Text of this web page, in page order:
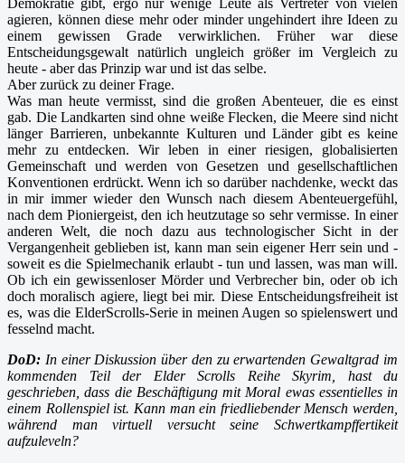
Demokratie gibt, ergo nur wenige Leute als Vertreter von vielen
agieren, können diese mehr oder minder ungehindert ihre Ideen zu
einem gewissen Grade verwirklichen. Früher war diese
Entscheidungsgewalt natürlich ungleich größer im Vergleich zu
heute - aber das Prinzip war und ist das selbe.
Aber zurück zu deiner Frage.
Was man heute vermisst, sind die großen Abenteuer, die es einst
gab. Die Landkarten sind ohne weiße Flecken, die Meere sind nicht
länger Barrieren, unbekannte Kulturen und Länder gibt es keine
mehr zu entdecken. Wir leben in einer riesigen, globalisierten
Gemeinschaft und werden von Gesetzen und gesellschaftlichen
Konventionen erdrückt. Wenn ich so darüber nachdenke, weckt das
in mir immer wieder den Wunsch nach diesem Abenteuergefühl,
nach dem Pioniergeist, den ich heutzutage so sehr vermisse. In einer
anderen Welt, die noch dazu aus technologischer Sicht in der
Vergangenheit geblieben ist, kann man sein eigener Herr sein und -
soweit es die Spielmechanik erlaubt - tun und lassen, was man will.
Ob ich ein gewissenloser Mörder und Verbrecher bin, oder ob ich
doch moralisch agiere, liegt bei mir. Diese Entscheidungsfreiheit ist
es, was die ElderScrolls-Serie in meinen Augen so spielenswert und
fesselnd macht.
DoD: In einer Diskussion über den zu erwartenden Gewaltgrad im
kommenden Teil der Elder Scrolls Reihe Skyrim, hast du
geschrieben, dass die Beschäftigung mit Moral ewas essentielles in
einem Rollenspiel ist. Kann man ein friedliebender Mensch werden,
während man virtuell versucht seine Schwertkampffertikeit
aufzuleveln?